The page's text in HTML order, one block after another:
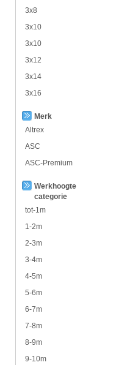
3x8
3x10
3x10
3x12
3x14
3x16
Merk
Altrex
ASC
ASC-Premium
Werkhoogte
categorie
tot-1m
1-2m
2-3m
3-4m
4-5m
5-6m
6-7m
7-8m
8-9m
9-10m